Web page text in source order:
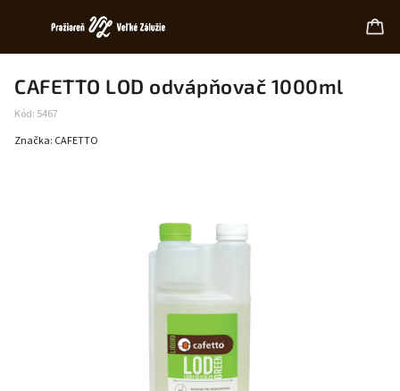
CAFETTO LOD odvápňovač 1000ml
Kód: 5467
Značka: CAFETTO